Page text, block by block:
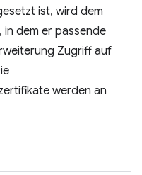
ist, wird dem
dem er passende
Zugriff auf
werden an